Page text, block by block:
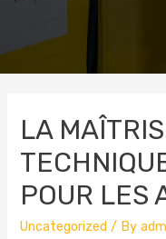
LA
POUR LES
Uncategorized / By